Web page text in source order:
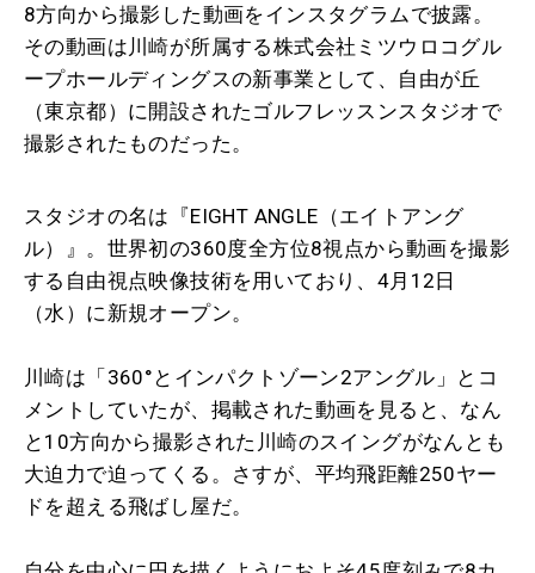
8方向から撮影した動画をインスタグラムで披露。
その動画は川崎が所属する株式会社ミツウロコグル
ープホールディングスの新事業として、自由が丘
（東京都）に開設されたゴルフレッスンスタジオで
撮影されたものだった。
スタジオの名は『EIGHT ANGLE（エイトアング
ル）』。世界初の360度全方位8視点から動画を撮影
する自由視点映像技術を用いており、4月12日
（水）に新規オープン。
川崎は「360°とインパクトゾーン2アングル」とコ
メントしていたが、掲載された動画を見ると、なん
と10方向から撮影された川崎のスイングがなんとも
大迫力で迫ってくる。さすが、平均飛距離250ヤー
ドを超える飛ばし屋だ。